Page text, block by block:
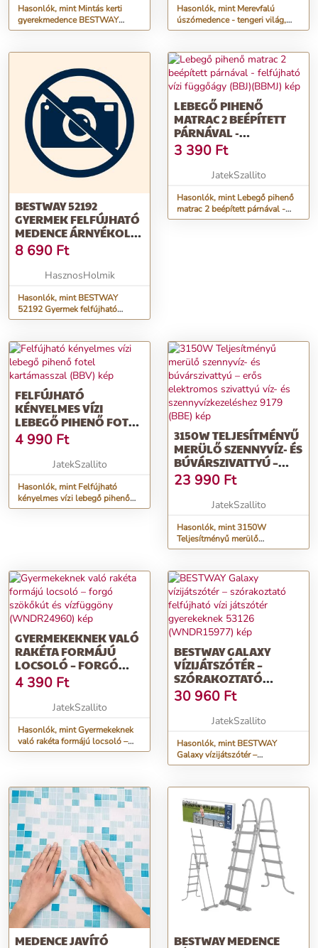
Hasonlók, mint Mintás kerti
gyerekmedence BESTWAY
55028
Hasonlók, mint Merevfalú
úszómedence - tengeri világ,
BESTWAY 55029
BESTWAY 52192
GYERMEK FELFÚJHATÓ
MEDENCE ÁRNYÉKOLÓ
TETŐVEL
8 690 Ft
HasznosHolmik
Hasonlók, mint BESTWAY
52192 Gyermek felfújható
medence árnyékoló tetővel
LEBEGŐ PIHENŐ
MATRAC 2 BEÉPÍTETT
PÁRNÁVAL -
FELFÚJHATÓ VÍZI
FÜGGŐÁGY (BBJ)
(BBMJ)
3 390 Ft
JatekSzallito
Hasonlók, mint Lebegő pihenő
matrac 2 beépített párnával -
felfújható vízi függőágy (BBJ)
FELFÚJHATÓ
KÉNYELMES VÍZI
LEBEGŐ PIHENŐ FOTEL
KARTÁMASSZAL (BBV)
4 990 Ft
JatekSzallito
Hasonlók, mint Felfújható
kényelmes vízi lebegő pihenő
fotel kartámasszal (BBV)
3150W TELJESÍTMÉNYŰ
MERÜLŐ SZENNYVÍZ- ÉS
BÚVÁRSZIVATTYÚ –
ERŐS ELEKTROMOS
SZIVATTYÚ VÍZ- ÉS
SZENNYVÍZKEZELÉSHEZ
23 990 Ft
JatekSzallito
Hasonlók, mint 3150W
Teljesítményű merülő
szennyvíz- és búvárszivattyú –
és szennyvízkezeléshez 9179
(BBE)
GYERMEKEKNEK VALÓ
RAKÉTA FORMÁJÚ
LOCSOLÓ – FORGÓ
SZÖKŐKÚT ÉS
VÍZFÜGGÖNY
(WNDR24960)
4 390 Ft
JatekSzallito
Hasonlók, mint Gyermekeknek
való rakéta formájú locsoló –
forgó szökőkút és vízfüggöny
BESTWAY GALAXY
VÍZIJÁTSZÓTÉR –
SZÓRAKOZTATÓ
FELFÚJHATÓ VÍZI
JÁTSZÓTÉR
GYEREKEKNEK 53126
30 960 Ft
JatekSzallito
Hasonlók, mint BESTWAY
Galaxy vízijátszótér –
szórakoztató felfújható vízi
(WNDR15977)
MEDENCE JAVÍTÓ
BESTWAY MEDENCE